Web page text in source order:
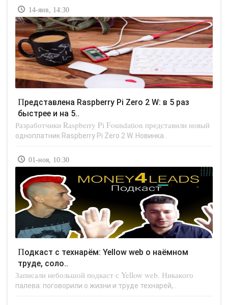
14-янв, 14:30
Представлена Raspberry Pi Zero 2 W: в 5 раз
быстрее и на 5..
Разработчики Raspberry Pi Foundation представили новый
одноплатник Raspberry Pi Zero 2 W. Новинка..
01-ноя, 10:30
Подкаст с технарём: Yellow web о наёмном
труде, соло..
Записали небольшой подкаст с Yellow web. Никакого
палева: поговорили о жизни и труде технарей,..